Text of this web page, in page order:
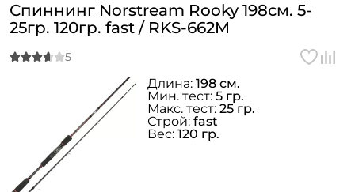
Спиннинг Norstream Rooky 198см. 5-
25гр. 120гр. fast / RKS-662M
Длина: 198 см.
Мин. тест: 5 гр.
Макс. тест: 25 гр.
Строй: fast
Вес: 120 гр.